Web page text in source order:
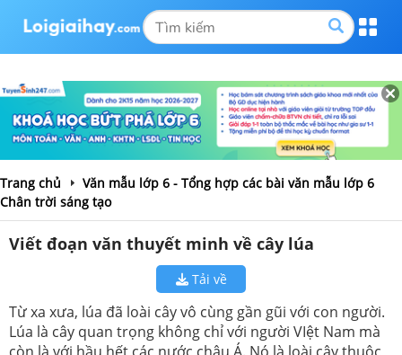
Trang chủ
Văn mẫu lớp 6 - Tổng hợp các bài văn mẫu lớp 6
Chân trời sáng tạo
Viết đoạn văn thuyết minh về cây lúa
Tải về
Từ xa xưa, lúa đã loài cây vô cùng gần gũi với con người.
Lúa là cây quan trọng không chỉ với người VIệt Nam mà